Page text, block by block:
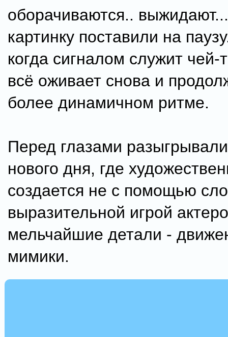
оборачиваются..
картинку поставили на
когда сигналом служит чей-
всё оживает снова и
более динамичном ритме.
Перед глазами
нового дня, где
создается не с помощью
выразительной игрой
мельчайшие детали -
мимики.